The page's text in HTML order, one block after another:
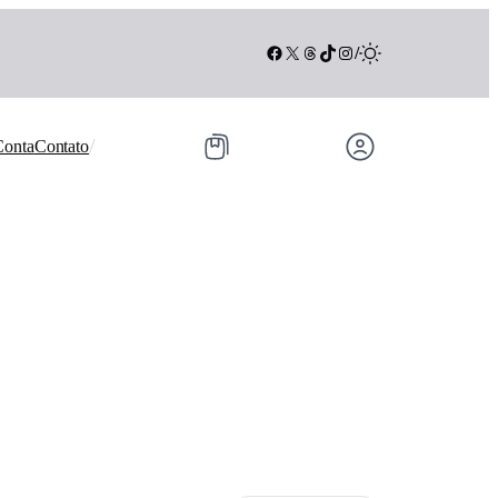
Facebook
X Threads
TikTok
Instagram
/
Contato/